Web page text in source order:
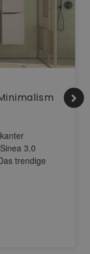
3.0
trendige